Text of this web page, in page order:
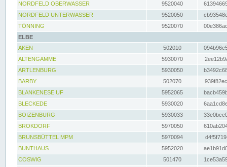
NORDFELD OBERWASSER
9520040
NORDFELD UNTERWASSER
9520050
TÖNNING
9520070
ELBE
AKEN
502010
ALTENGAMME
5930070
ARTLENBURG
5930050
BARBY
502070
BLANKENESE UF
5952065
BLECKEDE
5930020
BOIZENBURG
5930033
BROKDORF
5970050
BRUNSBÜTTEL MPM
5970094
BUNTHAUS
5952020
COSWIG
501470